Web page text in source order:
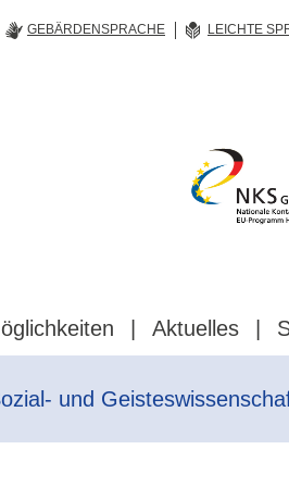
Gesellschaft
Aktuelles
GEBÄRDENSPRACHE LEICHTE
und